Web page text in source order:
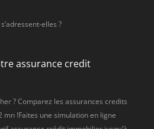
elles ?
assurance credit
? Comparez les assurances credits
!Faites une simulation en ligne